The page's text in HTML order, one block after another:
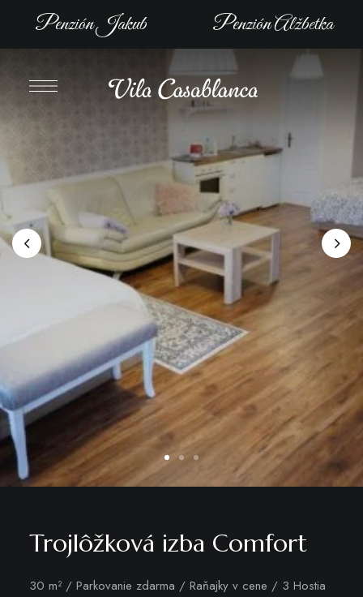
Penzión Jakub Penzión Alžbetka
Trojlôžková izba Comfort
30 m² / Parkovanie zdarma / Raňajky v cene / 3 Hostia